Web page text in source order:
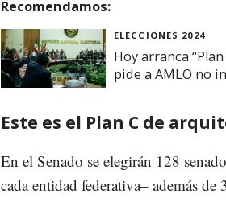
Recomendamos:
ELECCIONES 2024
Hoy arranca
pide a AMLO no
Este es el Plan C de
En el Senado se elegirán 128
cada entidad federativa– además